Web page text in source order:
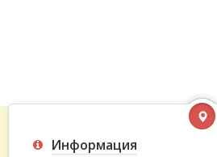
Информация